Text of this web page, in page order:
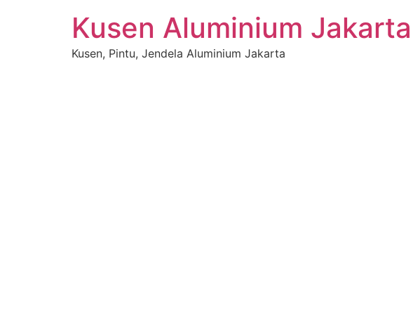
Kusen Aluminium Jakarta
Kusen, Pintu, Jendela Aluminium Jakarta